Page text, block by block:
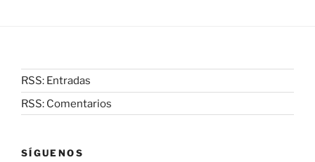
RSS: Entradas
RSS: Comentarios
SÍGUENOS